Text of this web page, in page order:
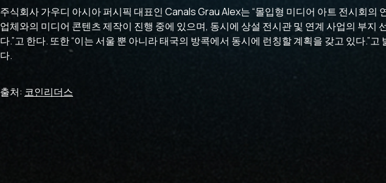
주식회사 가우디 아시아 퍼시픽 대표인 Canals Grau Alex는 “몰입형 미디어 아트 전시회의
업체와의 미디어 콘텐츠 제작이 진행 중에 있으며, 동시에 상설 전시관 및 연계 사업의 부지
다.”고 한다. 또한 “이는 서울 뿐 아니라 태국의 방콕에서 동시에 런칭할 계획을 갖고 있다.”고
다.
출처: 코인리더스